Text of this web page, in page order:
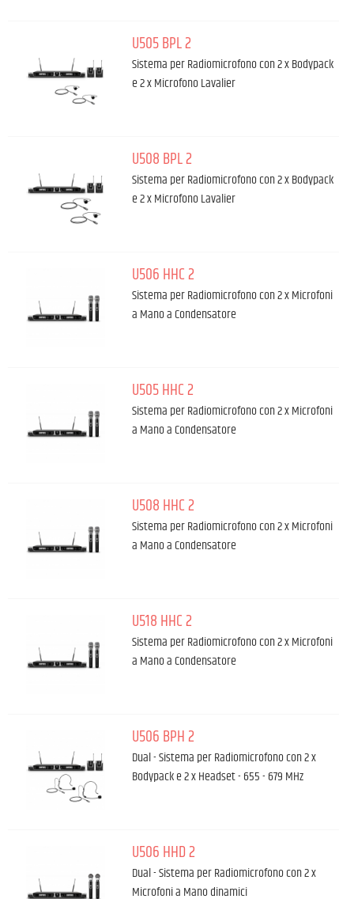
U505 BPL 2
Sistema per Radiomicrofono con 2 x Bodypack
e 2 x Microfono Lavalier
U508 BPL 2
Sistema per Radiomicrofono con 2 x Bodypack
e 2 x Microfono Lavalier
U506 HHC 2
Sistema per Radiomicrofono con 2 x Microfoni
a Mano a Condensatore
U505 HHC 2
Sistema per Radiomicrofono con 2 x Microfoni
a Mano a Condensatore
U508 HHC 2
Sistema per Radiomicrofono con 2 x Microfoni
a Mano a Condensatore
U518 HHC 2
Sistema per Radiomicrofono con 2 x Microfoni
a Mano a Condensatore
U506 BPH 2
Dual - Sistema per Radiomicrofono con 2 x
Bodypack e 2 x Headset - 655 - 679 MHz
U506 HHD 2
Dual - Sistema per Radiomicrofono con 2 x
Microfoni a Mano dinamici